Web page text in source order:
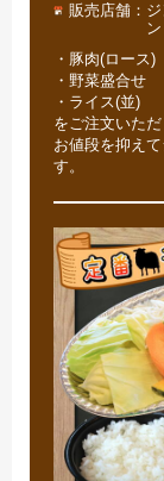
販売店舗
・豚肉(ロース)
・野菜盛合せ
・ライス(並)
をご注文いた
お値段を抑え
す。